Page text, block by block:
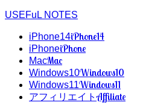
USEFuL NOTES
iPhone14iPhone14
iPhoneiPhone
MacMac
Windows10Windows10
Windows11Windows11
アフィリエイトAffiliate